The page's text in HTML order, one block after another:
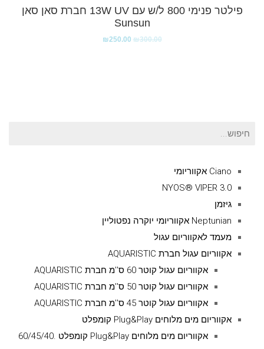
פילטר פנימי 800 ל/ש עם 13W UV חברת סאן סאן
Sunsun
₪300.00
₪250.00
חיפוש
Ciano אקווריומי
NYOS® VIPER 3.0
גיזמן
Neptunian אקווריומי יוקרה נפטוליין
מעמד לאקווריום עגול
אקווריום עגול חברת AQUARISTIC
אקווריום עגול קוטר 60 ס''מ חברת AQUARISTIC
אקווריום עגול קוטר 50 ס''מ חברת AQUARISTIC
אקווריום עגול קוטר 45 ס''מ חברת AQUARISTIC
אקווריום מים מלוחים Plug&Play קומפלט
אקווריום מים מלוחים Plug&Play קומפלט .60/45/40